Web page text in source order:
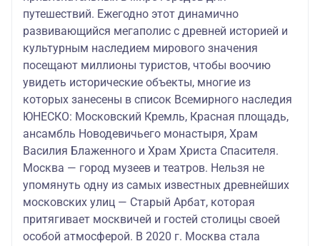
путешествий. Ежегодно этот динамично
развивающийся мегаполис с древней историей и
культурным наследием мирового значения
посещают миллионы туристов, чтобы воочию
увидеть исторические объекты, многие из
которых занесены в список Всемирного наследия
ЮНЕСКО: Московский Кремль, Красная площадь,
ансамбль Новодевичьего монастыря, Храм
Василия Блаженного и Храм Христа Спасителя.
Москва — город музеев и театров. Нельзя не
упомянуть одну из самых известных древнейших
московских улиц — Старый Арбат, которая
притягивает москвичей и гостей столицы своей
особой атмосферой. В 2020 г. Москва стала